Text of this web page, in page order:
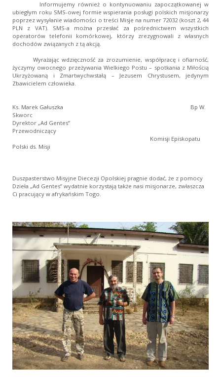
Informujemy również o kontynuowaniu zapoczątkowanej w
ubiegłym roku SMS-owej formie wspierania posługi polskich misjonarzy
poprzez wysyłanie wiadomości o treści Misje na numer 72032 (koszt 2, 44
PLN z VAT). SMS-a można przesłać za pośrednictwem wszystkich
operatorów telefonii komórkowej, którzy zrezygnowali z własnych
dochodów związanych z tą akcją.
Wyrażając wdzięczność za zrozumienie, współpracę i ofiarność,
życzymy owocnego przeżywania Wielkiego Postu – spotkania z Miłością
Ukrzyżowaną i Zmartwychwstałą – Jezusem Chrystusem, jedynym
Zbawicielem człowieka.
Ks. Marek Gałuszka Bp W.
Skworc
Dyrektor „Ad Gentes”
Przewodniczący
Komisji Episkopatu
Polski ds. Misji
Duszpasterstwo Misyjne Diecezji Opolskiej pragnie dodać, że z pomocy
Dzieła „Ad Gentes” wydatnie korzystają także nasi misjonarze, zwłaszcza
Ci pracujący w afrykańskim Togo.